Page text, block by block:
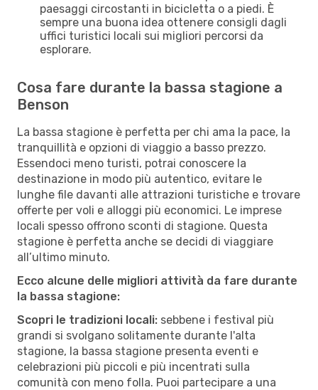
paesaggi circostanti in bicicletta o a piedi. È
sempre una buona idea ottenere consigli dagli
uffici turistici locali sui migliori percorsi da
esplorare.
Cosa fare durante la bassa stagione a
Benson
La bassa stagione è perfetta per chi ama la pace, la
tranquillità e opzioni di viaggio a basso prezzo.
Essendoci meno turisti, potrai conoscere la
destinazione in modo più autentico, evitare le
lunghe file davanti alle attrazioni turistiche e trovare
offerte per voli e alloggi più economici. Le imprese
locali spesso offrono sconti di stagione. Questa
stagione è perfetta anche se decidi di viaggiare
all’ultimo minuto.
Ecco alcune delle migliori attività da fare durante
la bassa stagione:
Scopri le tradizioni locali: sebbene i festival più
grandi si svolgano solitamente durante l'alta
stagione, la bassa stagione presenta eventi e
celebrazioni più piccoli e più incentrati sulla
comunità con meno folla. Puoi partecipare a una